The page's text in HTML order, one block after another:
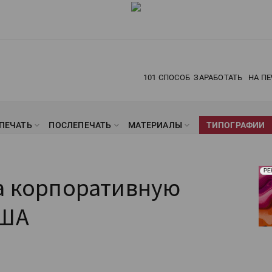
101 СПОСОБ ЗАРАБОТАТЬ НА
ПЕЧАТЬ ПОСЛЕПЕЧАТЬ МАТЕРИАЛЫ ТИПОГРАФИИ
корпоративную